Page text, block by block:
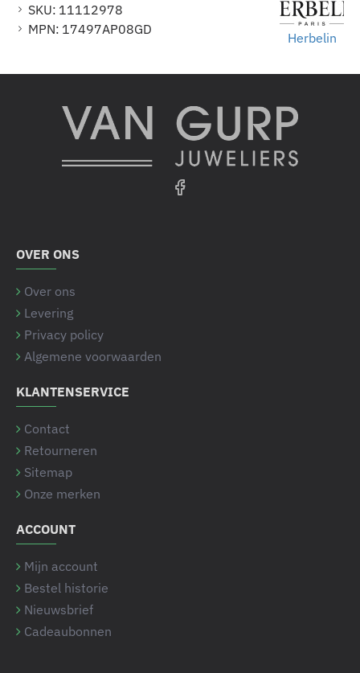
SKU: 11112978
MPN: 17497AP08GD
Herbelin
OVER ONS
Over ons
Levering
Privacy policy
Algemene voorwaarden
KLANTENSERVICE
Contact
Retourneren
Sitemap
Onze merken
ACCOUNT
Mijn account
Bestel historie
Nieuwsbrief
Cadeaubonnen